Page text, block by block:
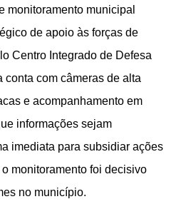
monitoramento municipal
de apoio às forças de
Centro Integrado de Defesa
conta com câmeras de alta
e acompanhamento em
informações sejam
imediata para subsidiar ações
monitoramento foi decisivo
no município.